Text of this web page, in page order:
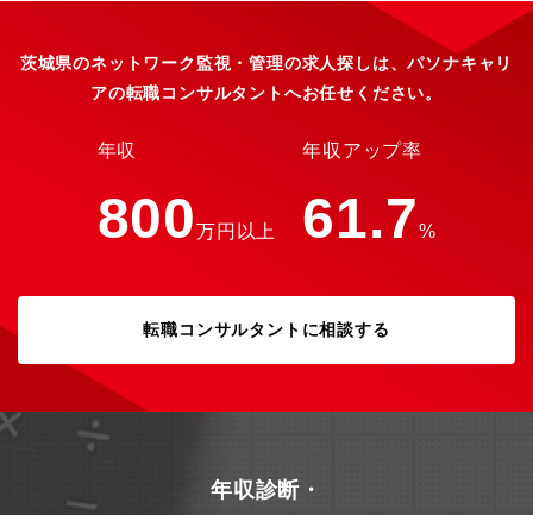
茨城県のネットワーク監視・管理の求人探しは、パソナキャリ
アの転職コンサルタントへお任せください。
年収
800万円以上
年収アップ率
61.7%
転職コンサルタントに相談する
年収診断・